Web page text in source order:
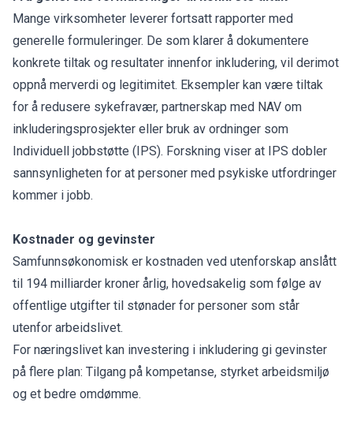
Mange virksomheter leverer fortsatt rapporter med
generelle formuleringer. De som klarer å dokumentere
konkrete tiltak og resultater innenfor inkludering, vil derimot
oppnå merverdi og legitimitet. Eksempler kan være tiltak
for å redusere sykefravær, partnerskap med NAV om
inkluderingsprosjekter eller bruk av ordninger som
Individuell jobbstøtte (IPS). Forskning viser at IPS dobler
sannsynligheten for at personer med psykiske utfordringer
kommer i jobb.
Kostnader og gevinster
Samfunnsøkonomisk er kostnaden ved utenforskap anslått
til 194 milliarder kroner årlig, hovedsakelig som følge av
offentlige utgifter til stønader for personer som står
utenfor arbeidslivet.
For næringslivet kan investering i inkludering gi gevinster
på flere plan: Tilgang på kompetanse, styrket arbeidsmiljø
og et bedre omdømme.